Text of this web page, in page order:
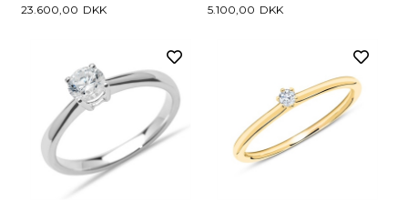
23.600,00 DKK 5.100,00 DKK